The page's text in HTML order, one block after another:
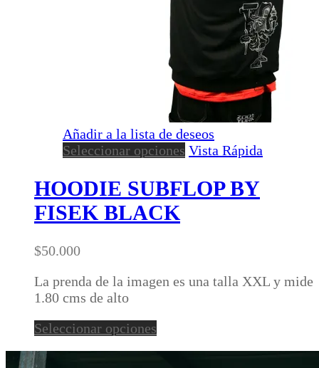
Añadir a la lista de deseos
Seleccionar opciones Este
tiene
múltiples
pueden
Vista Rápida
HOODIE SUBFLOP BY
FISEK BLACK
$50.000
La prenda de la imagen es una talla XXL y mide
1.80 cms de alto
Seleccionar opciones